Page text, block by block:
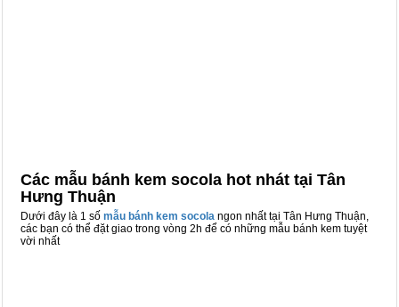
Các mẫu bánh kem socola hot nhát tại Tân
Hưng Thuận
Dưới đây là 1 số mẫu bánh kem socola ngon nhất tại Tân Hưng Thuận,
các bạn có thể đặt giao trong vòng 2h để có những mẫu bánh kem tuyệt
vời nhất